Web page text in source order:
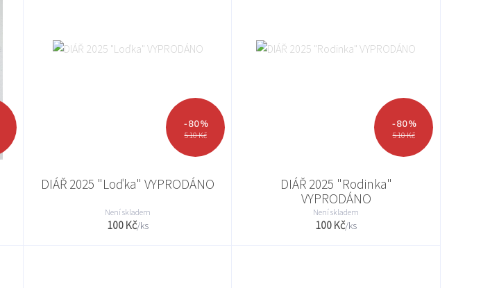
510 Kč
- 80 %
DIÁŘ 2025 "Loďka" VYPRODÁNO
100 Kč/ks
Není skladem
510 Kč
- 80 %
DIÁŘ 2025 "Rodinka"
VYPRODÁNO
100 Kč/ks
Není skladem